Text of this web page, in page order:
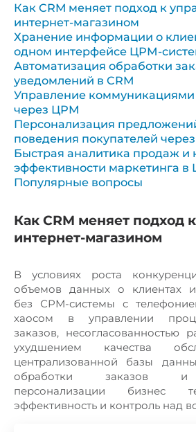
Как CRM меняет подход к
интернет-магазином
Хранение информации о
одном интерфейсе ЦРМ-
Автоматизация обработки
уведомлений в CRM
Управление коммуникациями
через ЦРМ
Персонализация
поведения покупателей
Быстрая аналитика продаж и
эффективности маркетинга
Популярные вопросы
Как CRM меняет подход
интернет-магазином
В условиях роста
объемов данных о клиентах
без СРМ-системы с
хаосом в управлении
заказов, несогласованностью
ухудшением качества
централизованной базы
обработки заказов и
персонализации бизнес
эффективность и контроль над